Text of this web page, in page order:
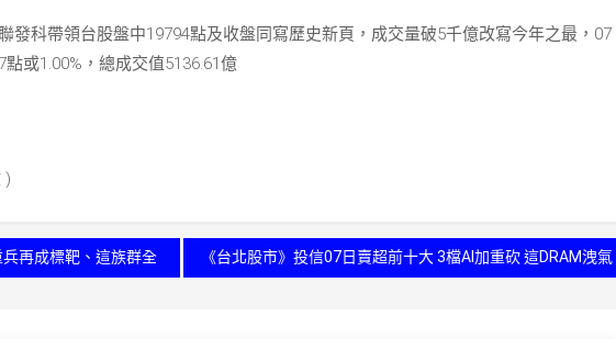
發科帶領台股盤中19794點及收盤同寫歷史新頁，成交量破5千億改寫今年之最，07
或1.00%，總成交值5136.61億
)
兵再成標靶、這族群全
《台北股市》投信07日賣超前十大 3檔AI加重砍 這DRAM洩氣